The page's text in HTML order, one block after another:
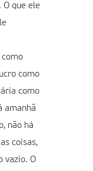
O que ele
como
como
amanhã
não há
coisas,
vazio. O